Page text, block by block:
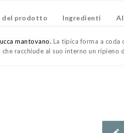
del prodotto Ingredienti
mantovano. La tipica forma a coda
che racchiude al suo interno un